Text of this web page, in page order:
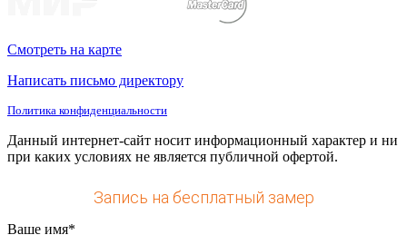
Смотреть на карте
Написать письмо директору
Политика конфиденциальности
Данный интернет-сайт носит информационный характер и ни
при каких условиях не является публичной офертой.
Запись на бесплатный замер
Ваше имя*